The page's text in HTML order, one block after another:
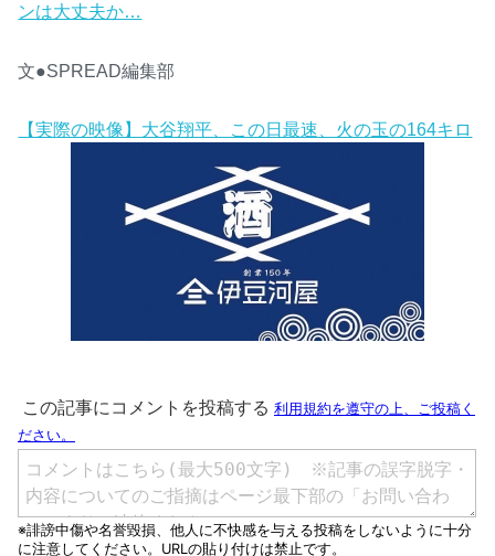
ンは大丈夫か…
文●SPREAD編集部
【実際の映像】大谷翔平、この日最速、火の玉の164キロ